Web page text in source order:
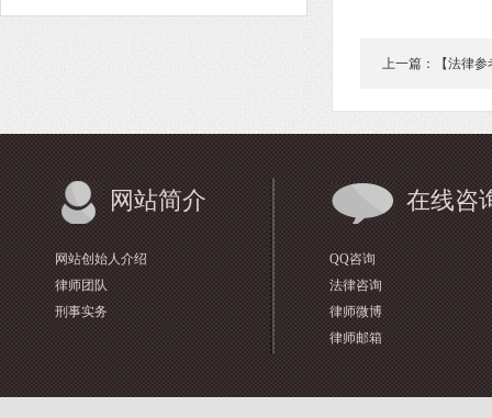
上一篇：【法律参
及追诉标准
网站简介
网站创始人介绍
律师团队
刑事实务
在线咨
QQ咨询
法律咨询
律师微博
律师邮箱